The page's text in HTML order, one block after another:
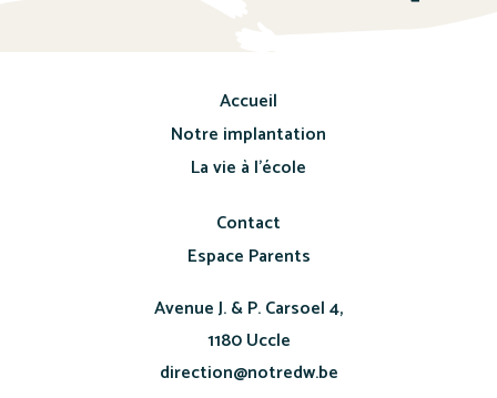
Accueil
Notre implantation
La vie à l’école
Contact
Espace Parents
Avenue J. & P. Carsoel 4,
1180 Uccle
direction@notredw.be